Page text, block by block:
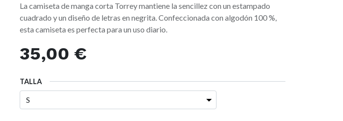
La camiseta de manga corta Torrey mantiene la sencillez con un estampado
cuadrado y un diseño de letras en negrita. Confeccionada con algodón 100 %,
esta camiseta es perfecta para un uso diario.
35,00 €
TALLA